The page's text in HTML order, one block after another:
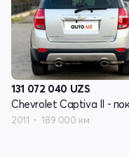
131 072 040 UZS
2011 189 000 км